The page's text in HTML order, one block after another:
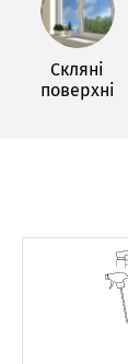
Скляні
поверхні